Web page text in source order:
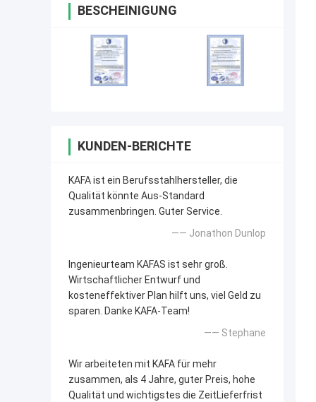
BESCHEINIGUNG
KUNDEN-BERICHTE
KAFA ist ein Berufsstahlhersteller, die
Qualität könnte Aus-Standard
zusammenbringen. Guter Service.
—— Jonathon Dunlop
Ingenieurteam KAFAS ist sehr groß.
Wirtschaftlicher Entwurf und
kosteneffektiver Plan hilft uns, viel Geld zu
sparen. Danke KAFA-Team!
—— Stephane
Wir arbeiteten mit KAFA für mehr
zusammen, als 4 Jahre, guter Preis, hohe
Qualität und wichtigstes die ZeitLieferfrist